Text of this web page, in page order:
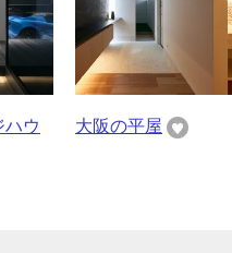
ハウ
大阪の平屋